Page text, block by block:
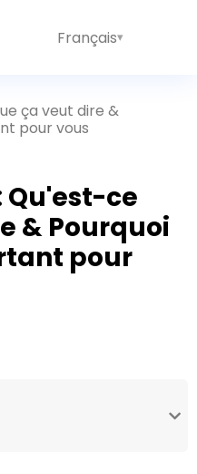
Français
ça veut dire &
pour vous
Qu'est-ce
& Pourquoi
pour